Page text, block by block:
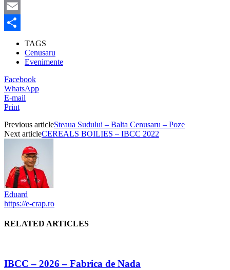
WhatsApp
Email
Partajează
TAGS
Cenusaru
Evenimente
Facebook
WhatsApp
E-mail
Print
Previous articleSteaua Sudului – Balta Cenusaru – Poze
Next articleCEREALS BOILIES – IBCC 2022
Eduard
https://e-crap.ro
RELATED ARTICLES
IBCC – 2026 – Fabrica de Nada